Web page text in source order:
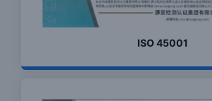
ISO 45001